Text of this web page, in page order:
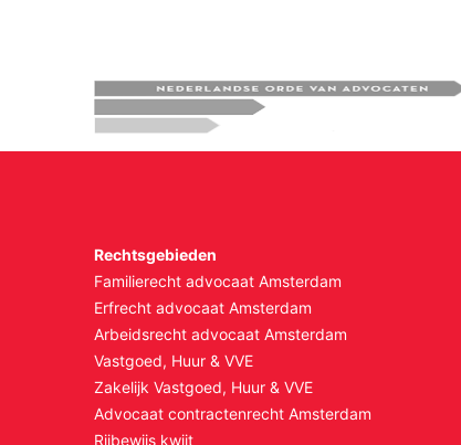
Rechtsgebieden
Familierecht advocaat Amsterdam
Erfrecht advocaat Amsterdam
Arbeidsrecht advocaat Amsterdam
Vastgoed, Huur & VVE
Zakelijk Vastgoed, Huur & VVE
Advocaat contractenrecht Amsterdam
Rijbewijs kwijt